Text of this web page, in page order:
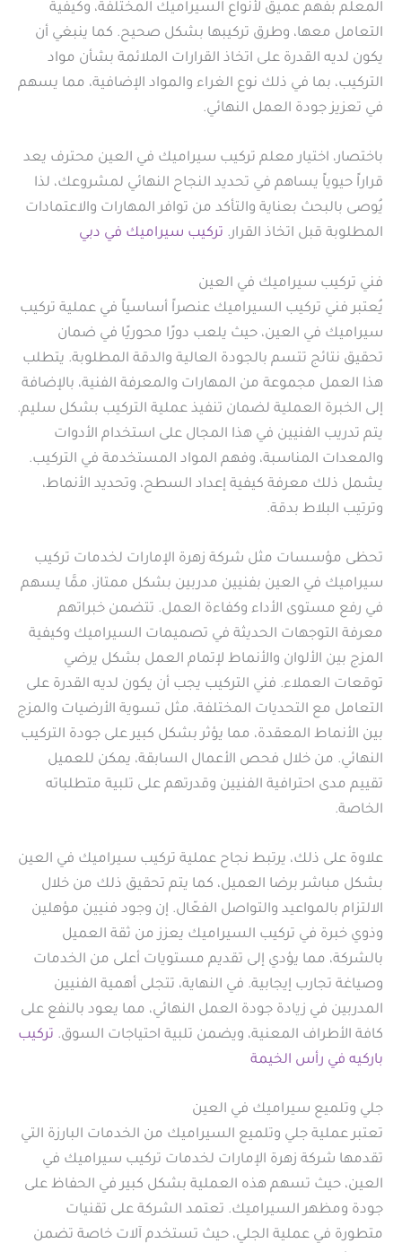
المعلم بفهم عميق لأنواع السيراميك المختلفة، وكيفية
التعامل معها، وطرق تركيبها بشكل صحيح. كما ينبغي أن
يكون لديه القدرة على اتخاذ القرارات الملائمة بشأن مواد
التركيب، بما في ذلك نوع الغراء والمواد الإضافية، مما يسهم
في تعزيز جودة العمل النهائي.
باختصار، اختيار معلم تركيب سيراميك في العين محترف يعد
قراراً حيوياً يساهم في تحديد النجاح النهائي لمشروعك، لذا
يُوصى بالبحث بعناية والتأكد من توافر المهارات والاعتمادات
المطلوبة قبل اتخاذ القرار. تركيب سيراميك في دبي
فني تركيب سيراميك في العين
يُعتبر فني تركيب السيراميك عنصراً أساسياً في عملية تركيب
سيراميك في العين، حيث يلعب دورًا محوريًا في ضمان
تحقيق نتائج تتسم بالجودة العالية والدقة المطلوبة. يتطلب
هذا العمل مجموعة من المهارات والمعرفة الفنية، بالإضافة
إلى الخبرة العملية لضمان تنفيذ عملية التركيب بشكل سليم.
يتم تدريب الفنيين في هذا المجال على استخدام الأدوات
والمعدات المناسبة، وفهم المواد المستخدمة في التركيب.
يشمل ذلك معرفة كيفية إعداد السطح، وتحديد الأنماط،
وترتيب البلاط بدقة.
تحظى مؤسسات مثل شركة زهرة الإمارات لخدمات تركيب
سيراميك في العين بفنيين مدربين بشكل ممتاز، ممَّا يسهم
في رفع مستوى الأداء وكفاءة العمل. تتضمن خبراتهم
معرفة التوجهات الحديثة في تصميمات السيراميك وكيفية
المزج بين الألوان والأنماط لإتمام العمل بشكل يرضي
توقعات العملاء. فني التركيب يجب أن يكون لديه القدرة على
التعامل مع التحديات المختلفة، مثل تسوية الأرضيات والمزج
بين الأنماط المعقدة، مما يؤثر بشكل كبير على جودة التركيب
النهائي. من خلال فحص الأعمال السابقة، يمكن للعميل
تقييم مدى احترافية الفنيين وقدرتهم على تلبية متطلباته
الخاصة.
علاوة على ذلك، يرتبط نجاح عملية تركيب سيراميك في العين
بشكل مباشر برضا العميل، كما يتم تحقيق ذلك من خلال
الالتزام بالمواعيد والتواصل الفعّال. إن وجود فنيين مؤهلين
وذوي خبرة في تركيب السيراميك يعزز من ثقة العميل
بالشركة، مما يؤدي إلى تقديم مستويات أعلى من الخدمات
وصياغة تجارب إيجابية. في النهاية، تتجلى أهمية الفنيين
المدربين في زيادة جودة العمل النهائي، مما يعود بالنفع على
كافة الأطراف المعنية، ويضمن تلبية احتياجات السوق. تركيب
باركيه في رأس الخيمة
جلي وتلميع سيراميك في العين
تعتبر عملية جلي وتلميع السيراميك من الخدمات البارزة التي
تقدمها شركة زهرة الإمارات لخدمات تركيب سيراميك في
العين، حيث تسهم هذه العملية بشكل كبير في الحفاظ على
جودة ومظهر السيراميك. تعتمد الشركة على تقنيات
متطورة في عملية الجلي، حيث تستخدم آلات خاصة تضمن